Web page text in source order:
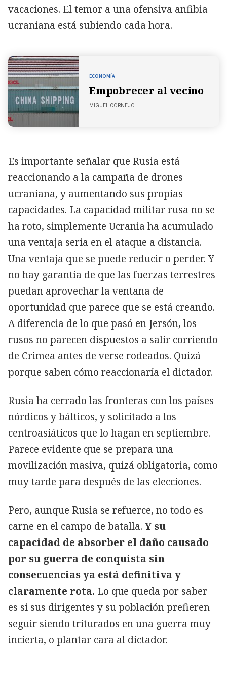
vacaciones. El temor a una ofensiva anfibia
ucraniana está subiendo cada hora.
ECONOMÍA
Empobrecer al vecino
MIGUEL CORNEJO
Es importante señalar que Rusia está
reaccionando a la campaña de drones
ucraniana, y aumentando sus propias
capacidades. La capacidad militar rusa no se
ha roto, simplemente Ucrania ha acumulado
una ventaja seria en el ataque a distancia.
Una ventaja que se puede reducir o perder. Y
no hay garantía de que las fuerzas terrestres
puedan aprovechar la ventana de
oportunidad que parece que se está creando.
A diferencia de lo que pasó en Jersón, los
rusos no parecen dispuestos a salir corriendo
de Crimea antes de verse rodeados. Quizá
porque saben cómo reaccionaría el dictador.
Rusia ha cerrado las fronteras con los países
nórdicos y bálticos, y solicitado a los
centroasiáticos que lo hagan en septiembre.
Parece evidente que se prepara una
movilización masiva, quizá obligatoria, como
muy tarde para después de las elecciones.
Pero, aunque Rusia se refuerce, no todo es
carne en el campo de batalla. Y su
capacidad de absorber el daño causado
por su guerra de conquista sin
consecuencias ya está definitiva y
claramente rota. Lo que queda por saber
es si sus dirigentes y su población prefieren
seguir siendo triturados en una guerra muy
incierta, o plantar cara al dictador.